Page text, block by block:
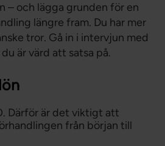
– och lägga grunden för en
längre fram. Du har mer
tror. Gå in i intervjun med
är värd att satsa på.
Därför är det viktigt att
från början till